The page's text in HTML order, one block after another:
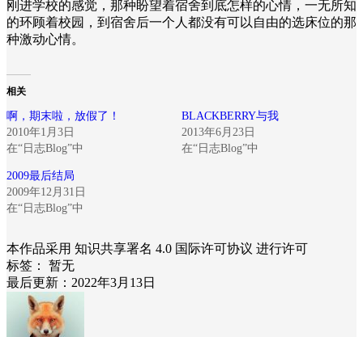
刚进学校的感觉，那种盼望着宿舍到底怎样的心情，一无所知
的环顾着校园，到宿舍后一个人都没有可以自由的选床位的那
种激动心情。
相关
啊，期末啦，放假了！
2010年1月3日
在“日志Blog”中
BLACKBERRY与我
2013年6月23日
在“日志Blog”中
2009最后结局
2009年12月31日
在“日志Blog”中
本作品采用 知识共享署名 4.0 国际许可协议 进行许可
标签：
暂无
最后更新：2022年3月13日